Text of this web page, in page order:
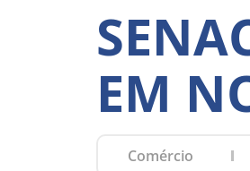
EM
Comércio